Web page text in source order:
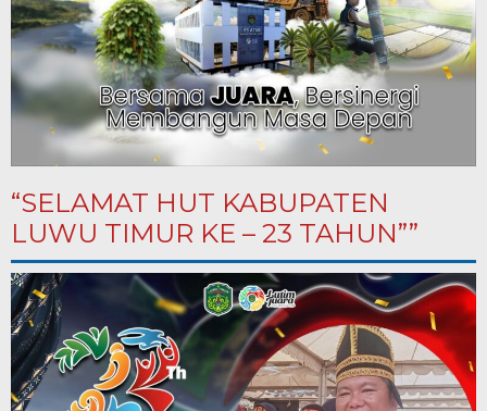
“SELAMAT HUT KABUPATEN
LUWU TIMUR KE – 23 TAHUN””